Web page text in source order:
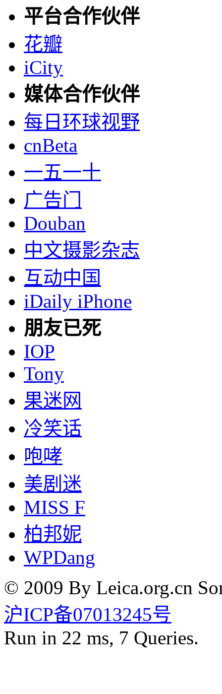
平台合作伙伴
花瓣
iCity
媒体合作伙伴
每日环球视野
cnBeta
一五一十
广告门
Douban
中文摄影杂志
互动中国
iDaily iPhone
朋友已死
IOP
Tony
果迷网
冷笑话
咆哮
美剧迷
MISS F
柏邦妮
WPDang
© 2009 By Leica.org.cn
沪ICP备07013245号
Run in 22 ms, 7 Queries.